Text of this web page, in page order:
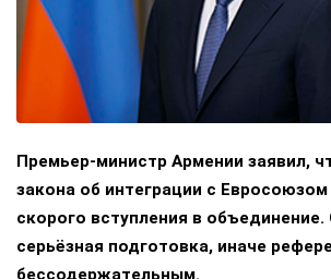
Премьер-министр Армении заявил,
закона об интеграции с Евросоюзом
скорого вступления в
серьёзная подготовка, иначе
бессодержательным.